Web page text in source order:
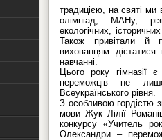
традицією, на святі ми
олімпіад, МАНу,
екологічних,
Також привітали й
вихованцям
навчанні.
Цього року
переможців не
Всеукраїнського рівня.
З особливою гордістю
мови Жук Лілії
конкурсу «Учитель
Олександри –